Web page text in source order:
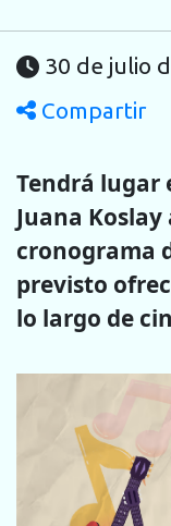
30 de julio
Compartir
Tendrá lugar
Juana
cronograma
previsto
lo largo de